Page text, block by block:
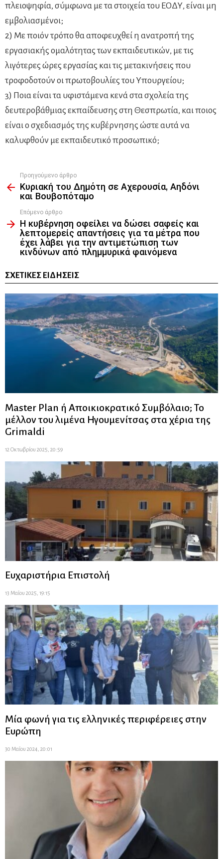
πλειοψηφία, σύμφωνα με τα στοιχεία του ΕΟΔΥ, είναι μη
εμβολιασμένοι;
2) Με ποιόν τρόπο θα αποφευχθεί η ανατροπή της
εργασιακής ομαλότητας των εκπαιδευτικών, με τις
λιγότερες ώρες εργασίας και τις μετακινήσεις που
τροφοδοτούν οι πρωτοβουλίες του Υπουργείου;
3) Ποια είναι τα υφιστάμενα κενά στα σχολεία της
δευτεροβάθμιας εκπαίδευσης στη Θεσπρωτία, και ποιος
είναι ο σχεδιασμός της κυβέρνησης ώστε αυτά να
καλυφθούν με εκπαιδευτικό προσωπικό;
more
Προηγούμενο άρθρο
Κυριακή του Δημότη σε Αχερουσία, Αηδόνι
και Βουβοπόταμο
Επόμενο άρθρο
Η κυβέρνηση οφείλει να δώσει σαφείς και
λεπτομερείς απαντήσεις για τα μέτρα που
έχει λάβει για την αντιμετώπιση των
κινδύνων από πλημμυρικά φαινόμενα
ΣΧΕΤΙΚΈΣ ΕΙΔΉΣΕΙΣ
Master Plan ή Αποικιοκρατικό Συμβόλαιο; Το
μέλλον του λιμένα Ηγουμενίτσας στα χέρια της
Grimaldi
12 Οκτωβρίου 2025, 20:59
Ευχαριστήρια Επιστολή
13 Μαΐου 2025, 19:15
Μία φωνή για τις ελληνικές περιφέρειες στην
Ευρώπη
30 Μαΐου 2024, 20:01